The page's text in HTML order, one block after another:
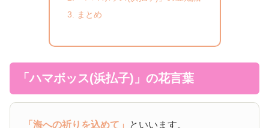
まとめ
「ハマボッス(浜払子)」の花言葉
「海への祈りを込めて」 といいます。